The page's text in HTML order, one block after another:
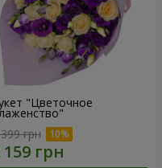
"Цветочное
грн